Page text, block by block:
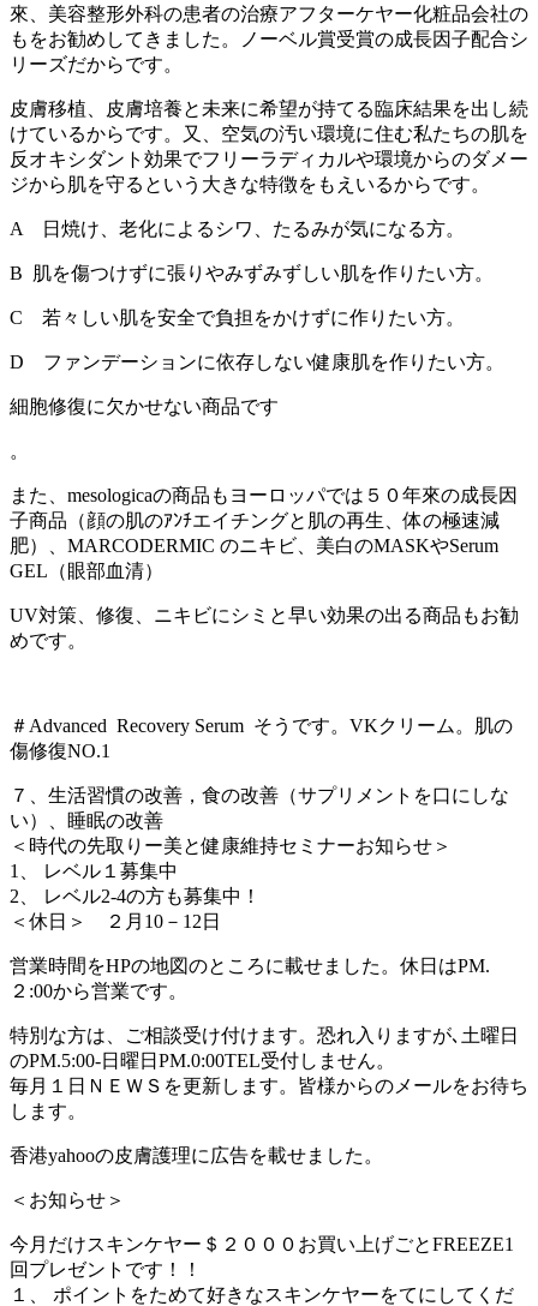
來、美容整形外科の患者の治療アフターケヤー化粧品会社の
もをお勧めしてきました。ノーベル賞受賞の成長因子配合シ
リーズだからです。
皮膚移植、皮膚培養と未来に希望が持てる臨床結果を出し続
けているからです。又、空気の汚い環境に住む私たちの肌を
反オキシダント効果でフリーラディカルや環境からのダメー
ジから肌を守るという大きな特徴をもえいるからです。
A 日焼け、老化によるシワ、たるみが気になる方。
B 肌を傷つけずに張りやみずみずしい肌を作りたい方。
C 若々しい肌を安全で負担をかけずに作りたい方。
D ファンデーションに依存しない健康肌を作りたい方。
細胞修復に欠かせない商品です
。
また、mesologicaの商品もヨーロッパでは５０年來の成長因
子商品（顔の肌のｱﾝﾁエイチングと肌の再生、体の極速減
肥）、MARCODERMIC のニキビ、美白のMASKやSerum
GEL（眼部血清）
UV対策、修復、ニキビにシミと早い効果の出る商品もお勧
めです。
＃Advanced Recovery Serum そうです。VKクリーム。肌の
傷修復NO.1
７、生活習慣の改善，食の改善（サプリメントを口にしな
い）、睡眠の改善
＜時代の先取りー美と健康維持セミナーお知らせ＞
1、 レベル１募集中
2、 レベル2-4の方も募集中！
＜休日＞ ２月10－12日
営業時間をHPの地図のところに載せました。休日はPM.
２:00から営業です。
特別な方は、ご相談受け付けます。恐れ入りますが､土曜日
のPM.5:00-日曜日PM.0:00TEL受付しません。
毎月１日ＮＥＷＳを更新します。皆様からのメールをお待ち
します。
香港yahooの皮膚護理に広告を載せました。
＜お知らせ＞
今月だけスキンケヤー＄２０００お買い上げごとFREEZE1
回プレゼントです！！
１、 ポイントをためて好きなスキンケヤーをてにしてくだ